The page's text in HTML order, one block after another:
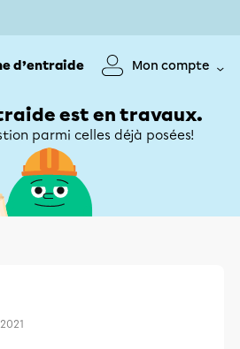
d’entraide Mon compte
est en travaux.
parmi celles déjà posées!